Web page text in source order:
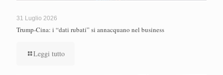
31 Luglio 2026
Trump-Cina: i “dati rubati” si annacquano nel business
Leggi tutto